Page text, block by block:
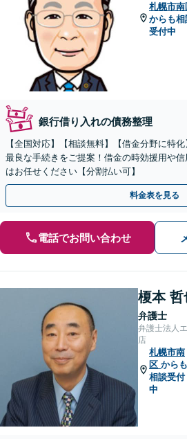
札幌市南
からも相
受付中
銀行借り入れの債務整理
【全国対応】【相談無料】【借金分野に特
最良な手続きをご提案！借金の時効援用や
はお任せください【分割払い可】
料金表を見る
電話でお問い合わせ
榎本 哲
弁護士
弁護士法人
店
札幌市南
区 からも
相談受付
中